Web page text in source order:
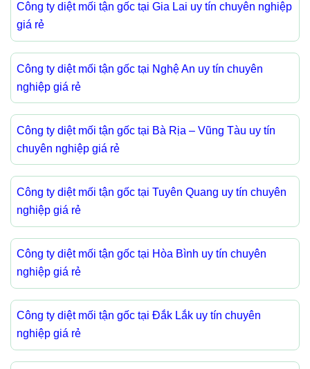
Công ty diệt mối tận gốc tại Gia Lai uy tín chuyên nghiệp
giá rẻ
Công ty diệt mối tận gốc tại Nghệ An uy tín chuyên
nghiệp giá rẻ
Công ty diệt mối tận gốc tại Bà Rịa – Vũng Tàu uy tín
chuyên nghiệp giá rẻ
Công ty diệt mối tận gốc tại Tuyên Quang uy tín chuyên
nghiệp giá rẻ
Công ty diệt mối tận gốc tại Hòa Bình uy tín chuyên
nghiệp giá rẻ
Công ty diệt mối tận gốc tại Đắk Lắk uy tín chuyên
nghiệp giá rẻ